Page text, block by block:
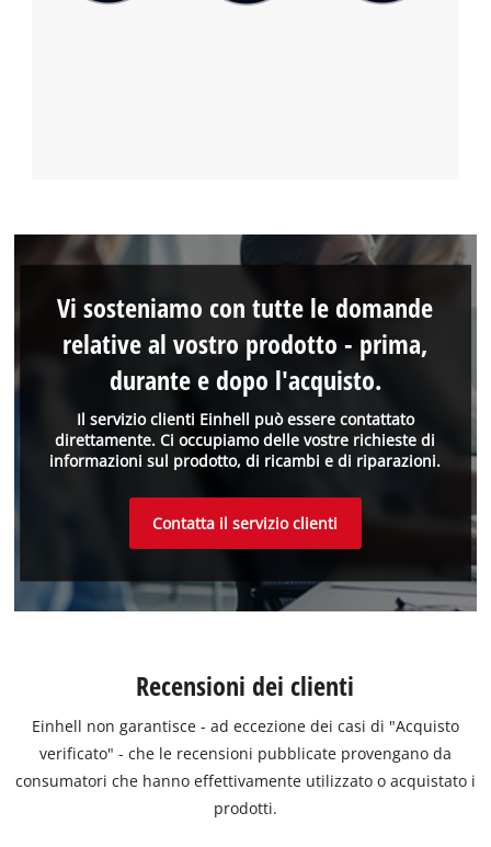
Il servizio clienti Einhell può essere contattato
direttamente. Ci occupiamo delle vostre richieste di
informazioni sul prodotto, di ricambi e di riparazioni.
Vi sosteniamo con tutte le domande
relative al vostro prodotto - prima,
durante e dopo l'acquisto.
Contatta il servizio clienti
Recensioni dei clienti
Einhell non garantisce - ad eccezione dei casi di "Acquisto
verificato" - che le recensioni pubblicate provengano da
consumatori che hanno effettivamente utilizzato o acquistato i
prodotti.